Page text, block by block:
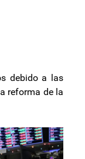
debido a las
reforma de la